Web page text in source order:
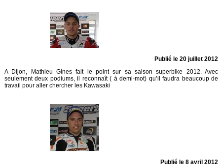
Publié le 20 juillet 2012
A Dijon, Mathieu Gines fait le point sur sa saison superbike 2012. Avec
seulement deux podiums, il reconnaît ( à demi-mot) qu’il faudra beaucoup de
travail pour aller chercher les Kawasaki
Publié le 8 avril 2012